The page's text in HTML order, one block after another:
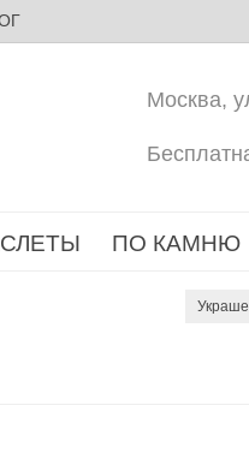
Москва,
ПО КАМНЮ